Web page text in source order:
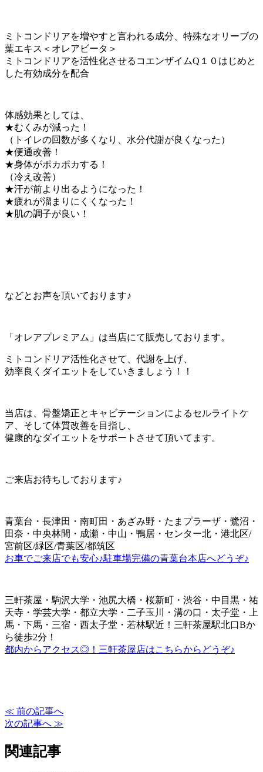
ミトコンドリアを増やすと言われる成分、特殊なオリーブの
葉エキス＜オレアビータ＞
ミトコンドリアを活性化させるコエンザイムQ１０はじめと
した有効成分を配合
体感効果としては、
★むくみが減った！
（トイレの回数が多くなり、水分代謝が良くなった）
★便通改善！
★身体がポカポカする！
（冷え改善）
★汗が前より出るようになった！
★疲れが溜まりにくくなった！
★肌の調子が良い！
などとお声を頂いております♪
「オレアプレミアム」は当店にて販売しております。
ミトコンドリア活性化させて、代謝を上げ、
効率良くダイエットをしていきましょう！！
当店は、骨盤矯正とキャビテーションによるセルライトケ
ア、そして体質改善を目指し、
健康的なダイエットをサポートさせて頂いてます。
ご来店お待ちしております♪
青葉台・長津田・南町田・あざみ野・たまプラーザ・鷺沼・
田奈・中央林間・成瀬・中山・鴨居・センター北・港北区/
宮前区/緑区/青葉区/都筑区
お車でご来店でも安心♪駐車場完備の青葉台本店へどうぞ♪
三軒茶屋・駒沢大学・池尻大橋・桜新町・渋谷・中目黒・祐
天寺・学芸大学・都立大学・二子玉川・溝の口・太子堂・上
馬・下馬・三宿・西太子堂・若林駅近！三軒茶屋駅北口Bか
ら徒歩2分！
都内からアクセス◎！三軒茶屋店はこちらからどうぞ♪
≪ 前の記事へ
次の記事へ ≫
関連記事